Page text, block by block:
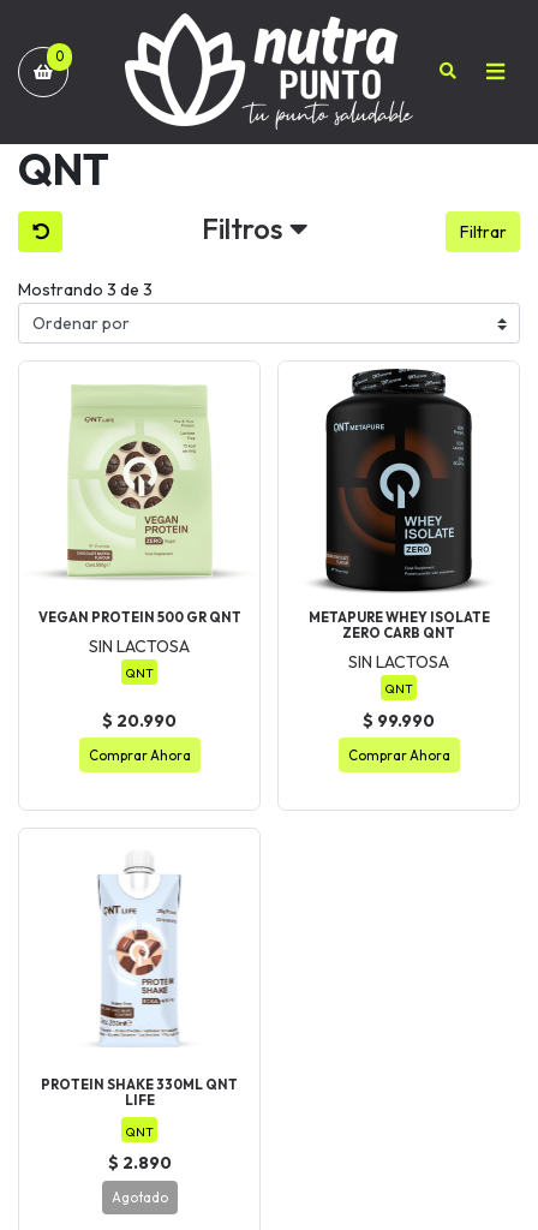
0
QNT
Filtros Filtrar
Mostrando 3 de 3
VEGAN PROTEIN 500 GR QNT
SIN LACTOSA
QNT
$ 20.990
Comprar Ahora
METAPURE WHEY ISOLATE
ZERO CARB QNT
SIN LACTOSA
QNT
$ 99.990
Comprar Ahora
PROTEIN SHAKE 330ML QNT
LIFE
QNT
$ 2.890
Agotado